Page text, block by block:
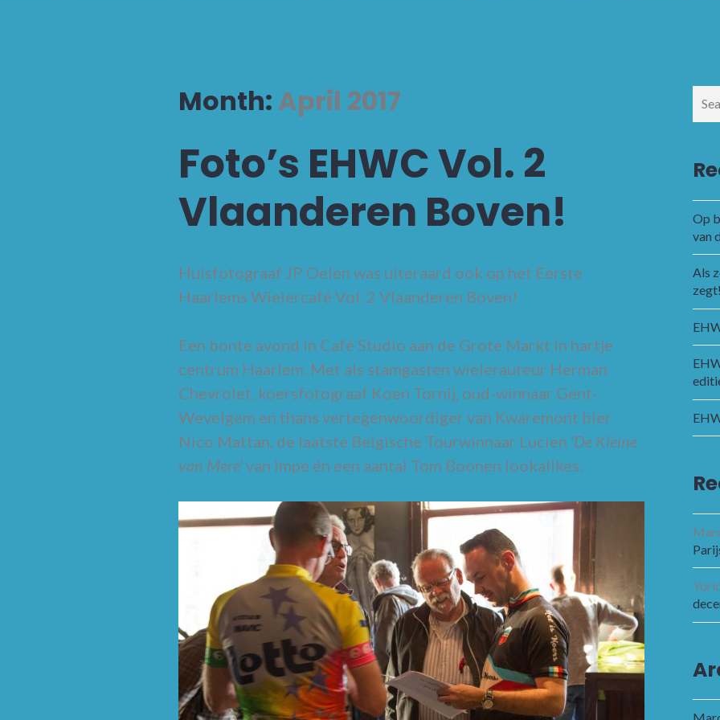
Month: April 2017
Foto’s EHWC Vol. 2
Vlaanderen Boven!
Huisfotograaf JP Oelen was uiteraard ook op het Eerste
Haarlems Wielercafé Vol. 2 Vlaanderen Boven!
Een bonte avond in Café Studio aan de Grote Markt in hartje
centrum Haarlem. Met als stamgasten wielerauteur Herman
Chevrolet, koersfotograaf Koen Tornij, oud-winnaar Gent-
Wevelgem en thans vertegenwoordiger van Kwaremont bier
Nico Mattan, de laatste Belgische Tourwinnaar Lucien ‘De Kleine
van Mere’van Impe én een aantal Tom Boonen lookalikes.
for:
Op
van
Als